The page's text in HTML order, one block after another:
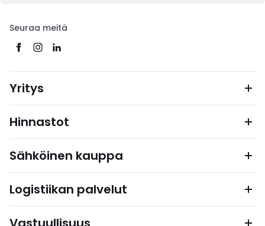
Seuraa meitä
Yritys
Hinnastot
Sähköinen kauppa
Logistiikan palvelut